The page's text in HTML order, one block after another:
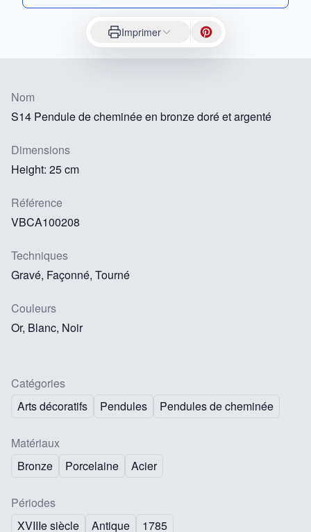
Imprimer
Nom
S14 Pendule de cheminée en bronze doré et argenté
Dimensions
Height: 25 cm
Référence
VBCA100208
Techniques
Gravé, Façonné, Tourné
Couleurs
Or, Blanc, Noir
Catégories
Arts décoratifs
Pendules Pendules de cheminée
Matériaux
Bronze
Porcelaine Acier
Périodes
XVIIIe siècle
Antique 1785